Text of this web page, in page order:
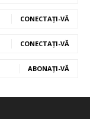
CONECTAȚI-VĂ
CONECTAȚI-VĂ
ABONAȚI-VĂ